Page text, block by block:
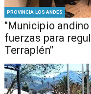
PROVINCIA LOS ANDES
"Municipio
fuerzas para
Terraplén"